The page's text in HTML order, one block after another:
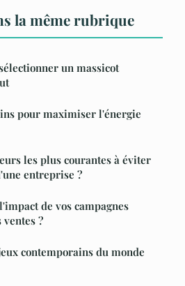
la même rubrique
un massicot
pour maximiser l'énergie
les plus courantes à éviter
entreprise ?
de vos campagnes
?
contemporains du monde